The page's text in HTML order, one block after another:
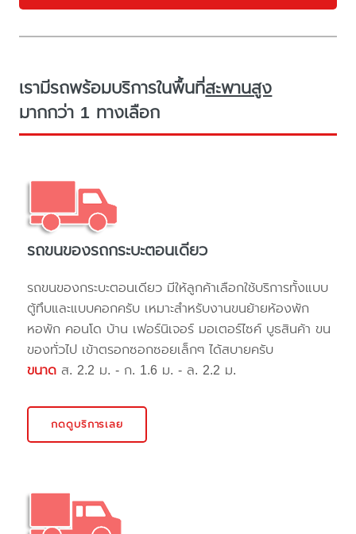
เรามีรถพร้อมบริการในพื้นที่สะพานสูง
มากกว่า 1 ทางเลือก
รถขนของรถกระบะตอนเดียว
รถขนของกระบะตอนเดียว มีให้ลูกค้าเลือกใช้บริการทั้งแบบ
ตู้ทึบและแบบคอกครับ เหมาะสำหรับงานขนย้ายห้องพัก
หอพัก คอนโด บ้าน เฟอร์นิเจอร์ มอเตอร์ไซค์ บูธสินค้า ขน
ของทั่วไป เข้าตรอกซอกซอยเล็กๆ ได้สบายครับ
ขนาด ส. 2.2 ม. - ก. 1.6 ม. - ล. 2.2 ม.
กดดูบริการเลย